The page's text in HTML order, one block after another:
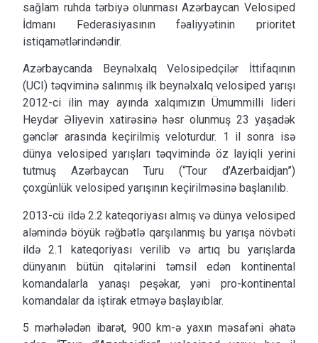
sağlam ruhda tərbiyə olunması Azərbaycan Velosiped
İdmanı Federasiyasının fəaliyyətinin prioritet
istiqamətlərindəndir.
Azərbaycanda Beynəlxalq Velosipedçilər İttifaqının
(UCI) təqviminə salınmış ilk beynəlxalq velosiped yarışı
2012-ci ilin may ayında xalqımızın Ümummilli lideri
Heydər Əliyevin xatirəsinə həsr olunmuş 23 yaşadək
gənclər arasında keçirilmiş veloturdur. 1 il sonra isə
dünya velosiped yarışları təqvimində öz layiqli yerini
tutmuş Azərbaycan Turu (“Tour d’Azerbaidjan”)
çoxgünlük velosiped yarışının keçirilməsinə başlanılıb.
2013-cü ildə 2.2 kateqoriyası almış və dünya velosiped
aləmində böyük rəğbətlə qarşılanmış bu yarışa növbəti
ildə 2.1 kateqoriyası verilib və artıq bu yarışlarda
dünyanın bütün qitələrini təmsil edən kontinental
komandalarla yanaşı peşəkar, yəni pro-kontinental
komandalar da iştirak etməyə başlayıblar.
5 mərhələdən ibarət, 900 km-ə yaxın məsafəni əhatə